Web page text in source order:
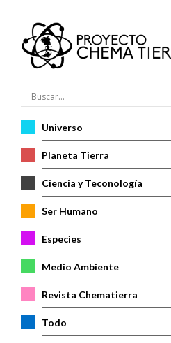
Universo
Planeta Tierra
Ciencia y Teconología
Ser Humano
Especies
Medio Ambiente
Revista Chematierra
Todo